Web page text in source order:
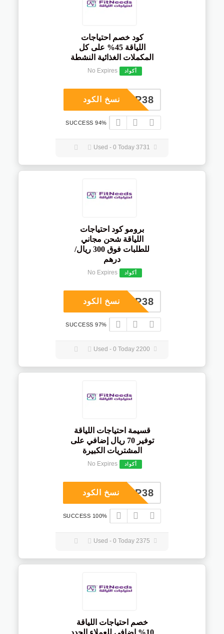
كود خصم احتياجات
اللياقة 45% على كل
المكملات الغذائية النشطة
أكواد No Expires
COUP38نسخ الكود
94% SUCCESS
برومو كود احتياجات
اللياقة شحن مجاني
للطلبات فوق 300 ريال/
درهم
أكواد No Expires
COUP38نسخ الكود
97% SUCCESS
قسيمة احتياجات اللياقة
توفير 70 ريال إضافي على
المشتريات الكبيرة
أكواد No Expires
COUP38نسخ الكود
100% SUCCESS
خصم احتياجات اللياقة